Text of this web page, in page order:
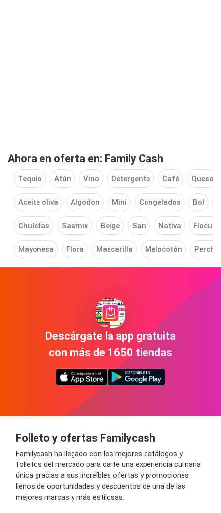
Ahora en oferta en: Family Cash
Tequio Atún Vino Detergente Café Queso
Aceite oliva Algodon Mini Congelados Bol
Chuletas Saamix Beige San Nativa
Mayonesa Flora Mascarilla Melocotón
Descárgate la app gratuita
con más de 1650 tiendas
Folleto y ofertas Familycash
Familycash ha llegado con los mejores catálogos y
folletos del mercado para darte una experiencia culinaria
única gracias a sus increíbles ofertas y promociones
llenos de oportunidades y descuentos de una de las
mejores marcas y más estilosas.